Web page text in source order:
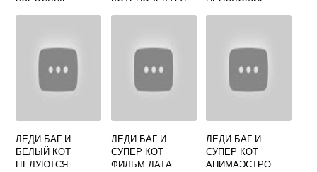
ЛЕДИ БАГ И
БЕЛЫЙ КОТ
ЦЕЛУЮТСЯ
ЛЕДИ БАГ И
СУПЕР КОТ
ФИЛЬМ ДАТА
ЛЕДИ БАГ И
СУПЕР КОТ
АНИМАЭСТРО